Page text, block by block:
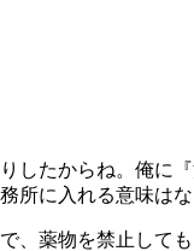
したからね。俺
所に入れる意味は
、薬物を禁止し